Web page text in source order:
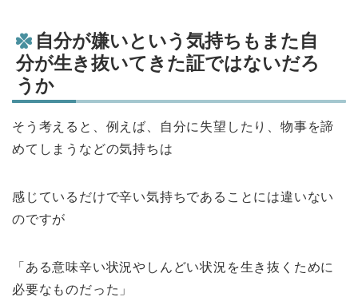
自分が嫌いという気持ちもまた自
分が生き抜いてきた証ではないだろ
うか
そう考えると、例えば、自分に失望したり、物事を諦
めてしまうなどの気持ちは
感じているだけで辛い気持ちであることには違いない
のですが
「ある意味辛い状況やしんどい状況を生き抜くために
必要なものだった」